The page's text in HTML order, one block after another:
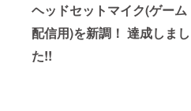
ヘッドセットマイク(ゲーム
配信用)を新調！ 達成しまし
た!!